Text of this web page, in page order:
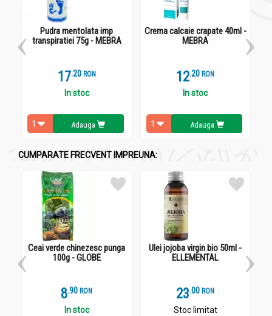
Pudra mentolata imp
transpiratiei 75g - MEBRA
17.2 RON
In stoc
Adauga
Crema calcaie crapate 40ml -
MEBRA
12.2 RON
In stoc
Adauga
CUMPARATE FRECVENT IMPREUNA:
Ceai verde chinezesc punga
100g - GLOBE
8.9 RON
In stoc
Ulei jojoba virgin bio 50ml -
ELLEMENTAL
23.0 RON
Stoc limitat